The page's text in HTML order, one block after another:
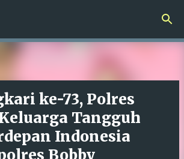
ke-73, Polres
Tangguh
Indonesia
Bobby